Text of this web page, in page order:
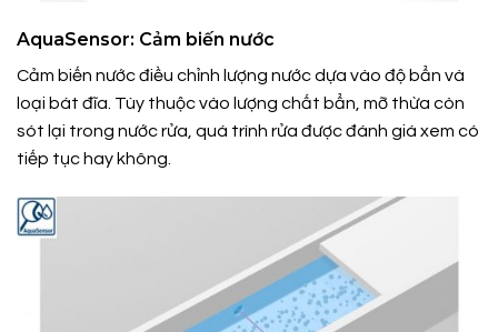
AquaSensor: Cảm biến nước
Cảm biến nước điều chỉnh lượng nước dựa vào độ bẩn và
loại bát đĩa. Tùy thuộc vào lượng chất bẩn, mỡ thừa còn
sót lại trong nước rửa, quá trình rửa được đánh giá xem có
tiếp tục hay không.